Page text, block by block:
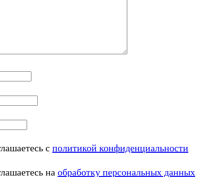
с политикой конфиденциальности
на обработку персональных данных